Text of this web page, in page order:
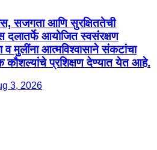
सजगता आणि सुरक्षिततेची
दलातर्फे आयोजित स्वसंरक्षण
व मुलींना आत्मविश्वासाने संकटांचा
कौशल्यांचे प्रशिक्षण देण्यात येत आहे.
3, 2026